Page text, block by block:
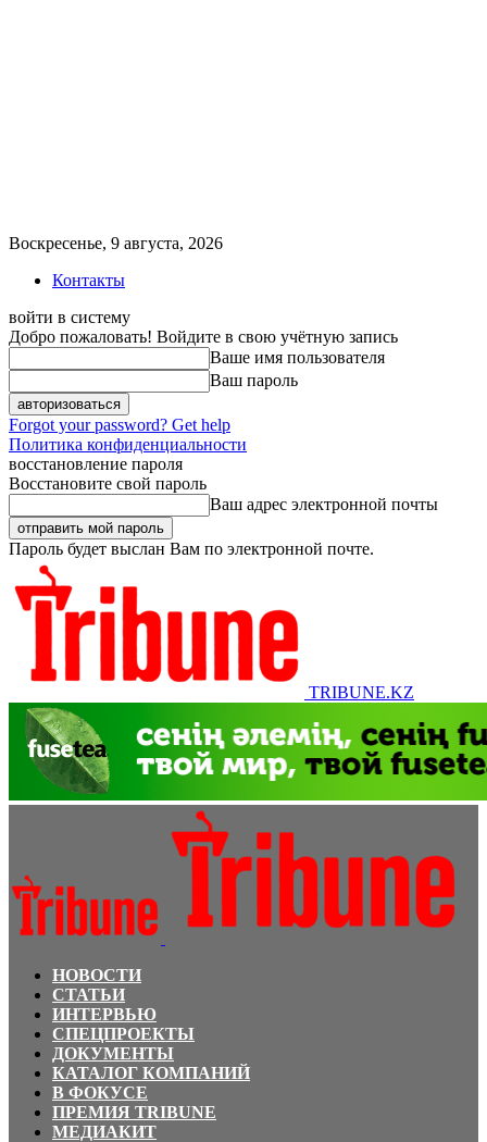
Воскресенье, 9 августа, 2026
Контакты
войти в систему
Добро пожаловать! Войдите в свою учётную запись
Ваше имя пользователя
Ваш пароль
Forgot your password? Get help
Политика конфиденциальности
восстановление пароля
Восстановите свой пароль
Ваш адрес электронной почты
Пароль будет выслан Вам по электронной почте.
TRIBUNE.KZ
НОВОСТИ
СТАТЬИ
ИНТЕРВЬЮ
СПЕЦПРОЕКТЫ
ДОКУМЕНТЫ
КАТАЛОГ КОМПАНИЙ
В ФОКУСЕ
ПРЕМИЯ TRIBUNE
МЕДИАКИТ